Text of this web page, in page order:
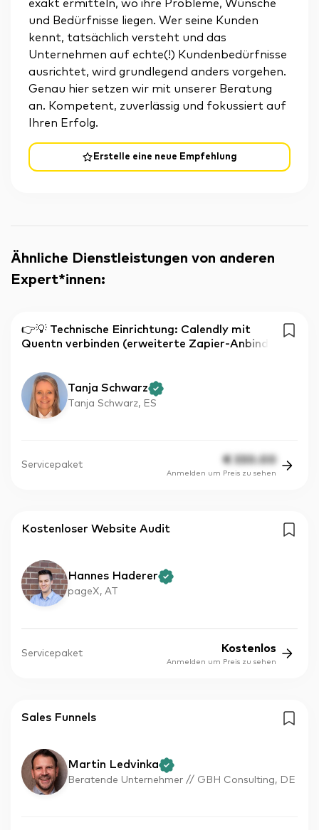
Erstelle eine neue Empfehlung
exakt ermitteln, wo ihre Probleme, Wünsche
und Bedürfnisse liegen. Wer seine Kunden
kennt, tatsächlich versteht und das
Unternehmen auf echte(!) Kundenbedürfnisse
ausrichtet, wird grundlegend anders vorgehen.
Genau hier setzen wir mit unserer Beratung
an. Kompetent, zuverlässig und fokussiert auf
Ihren Erfolg.
Ähnliche Dienstleistungen von anderen
Expert*innen:
👉💡 Technische Einrichtung: Calendly mit
Quentn verbinden (erweiterte Zapier-Anbind
Tanja Schwarz
Tanja Schwarz, ES
Servicepaket € 330.00
Anmelden um Preis zu sehen
Kostenloser Website Audit
Hannes Haderer
pageX, AT
Servicepaket Kostenlos
Anmelden um Preis zu sehen
Sales Funnels
Martin Ledvinka
Beratende Unternehmer // GBH Consulting, DE